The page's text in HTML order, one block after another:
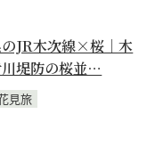
JR木次線×桜｜木
堤防の桜並…
見旅